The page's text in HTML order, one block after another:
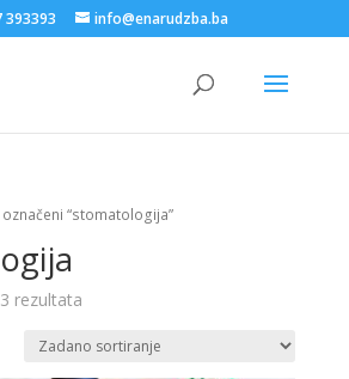
393393 info@enarudzba.ba
“stomatologija”
rezultata